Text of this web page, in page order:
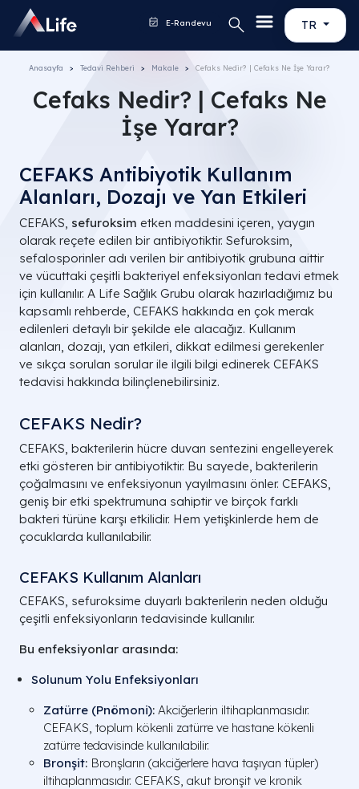
TR
E-Randevu
Anasayfa Tedavi Rehberi Makale Cefaks Nedir? | Cefaks Ne İşe Yarar?
Cefaks Nedir? | Cefaks Ne
İşe Yarar?
CEFAKS Antibiyotik Kullanım
Alanları, Dozajı ve Yan Etkileri
CEFAKS, sefuroksim etken maddesini içeren, yaygın
olarak reçete edilen bir antibiyotiktir. Sefuroksim,
sefalosporinler adı verilen bir antibiyotik grubuna aittir
ve vücuttaki çeşitli bakteriyel enfeksiyonları tedavi etmek
için kullanılır. A Life Sağlık Grubu olarak hazırladığımız bu
kapsamlı rehberde, CEFAKS hakkında en çok merak
edilenleri detaylı bir şekilde ele alacağız. Kullanım
alanları, dozajı, yan etkileri, dikkat edilmesi gerekenler
ve sıkça sorulan sorular ile ilgili bilgi edinerek CEFAKS
tedavisi hakkında bilinçlenebilirsiniz.
CEFAKS Nedir?
CEFAKS, bakterilerin hücre duvarı sentezini engelleyerek
etki gösteren bir antibiyotiktir. Bu sayede, bakterilerin
çoğalmasını ve enfeksiyonun yayılmasını önler. CEFAKS,
geniş bir etki spektrumuna sahiptir ve birçok farklı
bakteri türüne karşı etkilidir. Hem yetişkinlerde hem de
çocuklarda kullanılabilir.
CEFAKS Kullanım Alanları
CEFAKS, sefuroksime duyarlı bakterilerin neden olduğu
çeşitli enfeksiyonların tedavisinde kullanılır.
Bu enfeksiyonlar arasında:
Solunum Yolu Enfeksiyonları
Zatürre (Pnömoni): Akciğerlerin iltihaplanmasıdır.
CEFAKS, toplum kökenli zatürre ve hastane kökenli
zatürre tedavisinde kullanılabilir.
Bronşit: Bronşların (akciğerlere hava taşıyan tüpler)
iltihaplanmasıdır. CEFAKS, akut bronşit ve kronik